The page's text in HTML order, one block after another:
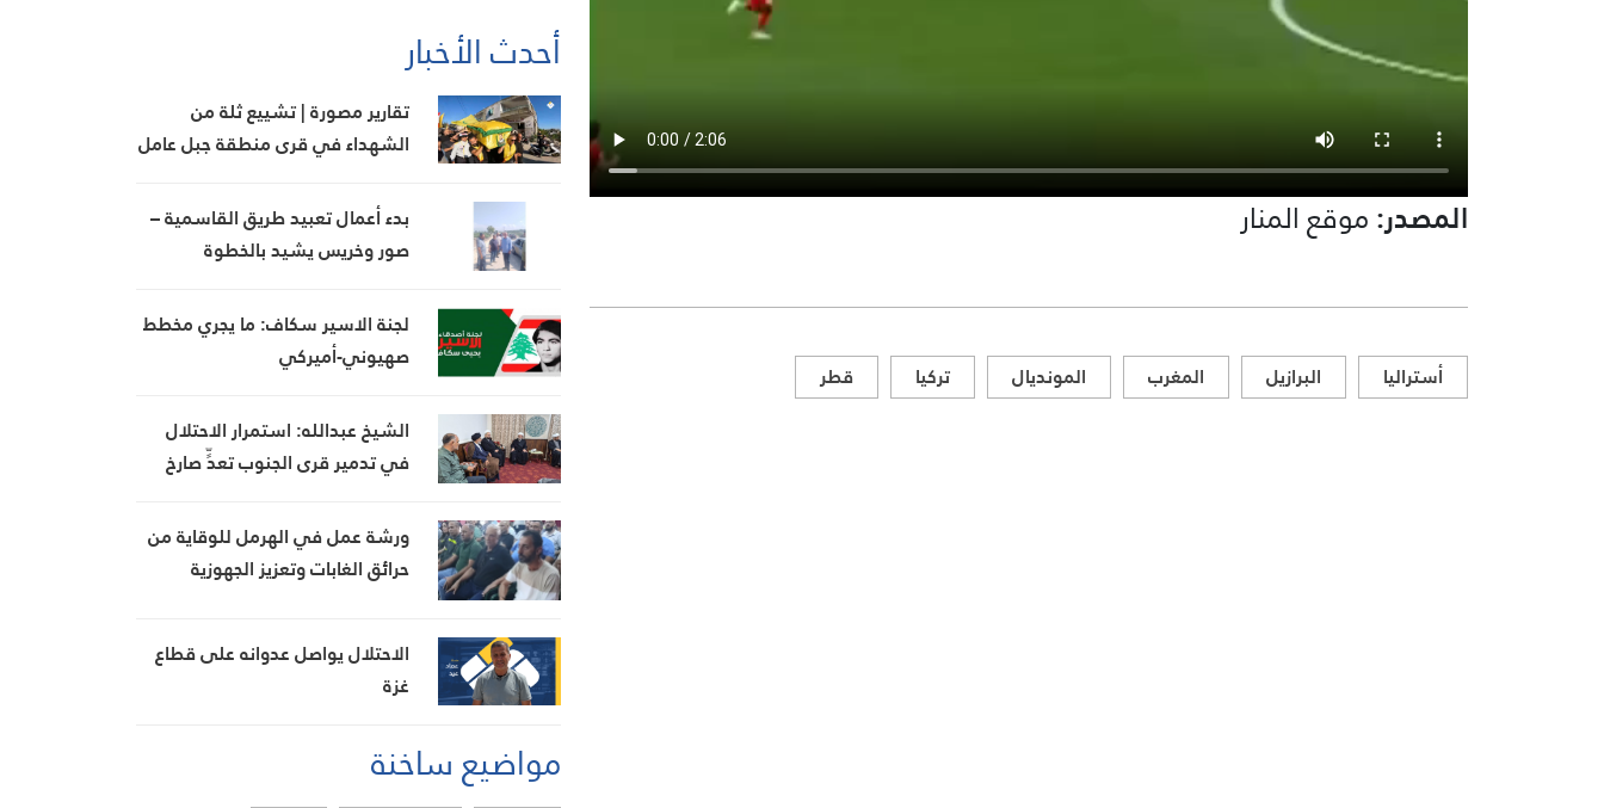
المصدر:موقع المنار
أستراليا البرازيل المغرب المونديال تركيا قطر
أحدث الأخبار
تقارير مصورة | تشييع ثلة من
الشهداء في قرى منطقة جبل عامل
بدء أعمال تعبيد طريق القاسمية –
صور وخريس يشيد بالخطوة
لجنة الاسير سكاف: ما يجري مخطط
صهيوني-أميركي
الشيخ عبدالله: استمرار الاحتلال
في تدمير قرى الجنوب تعدٍّ صارخ
ورشة عمل في الهرمل للوقاية من
حرائق الغابات وتعزيز الجهوزية
الاحتلال يواصل عدوانه على قطاع
غزة
مواضيع ساخنة